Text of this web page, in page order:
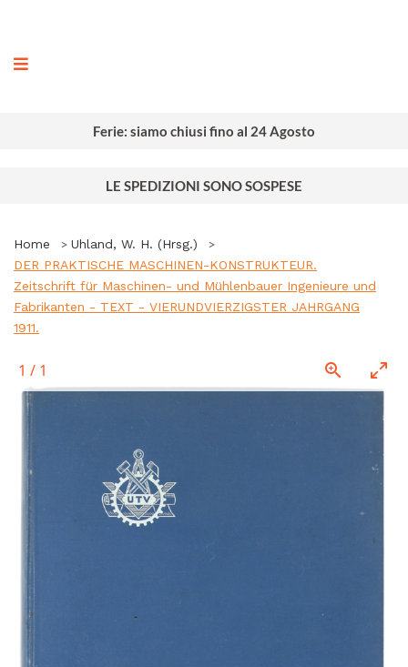
Ferie: siamo chiusi fino al 24 Agosto
LE SPEDIZIONI SONO SOSPESE
Home
Uhland, W. H. (Hrsg.)
DER PRAKTISCHE MASCHINEN-KONSTRUKTEUR.
Zeitschrift für Maschinen- und Mühlenbauer Ingenieure und
Fabrikanten - TEXT - VIERUNDVIERZIGSTER JAHRGANG
1911.
1 / 1